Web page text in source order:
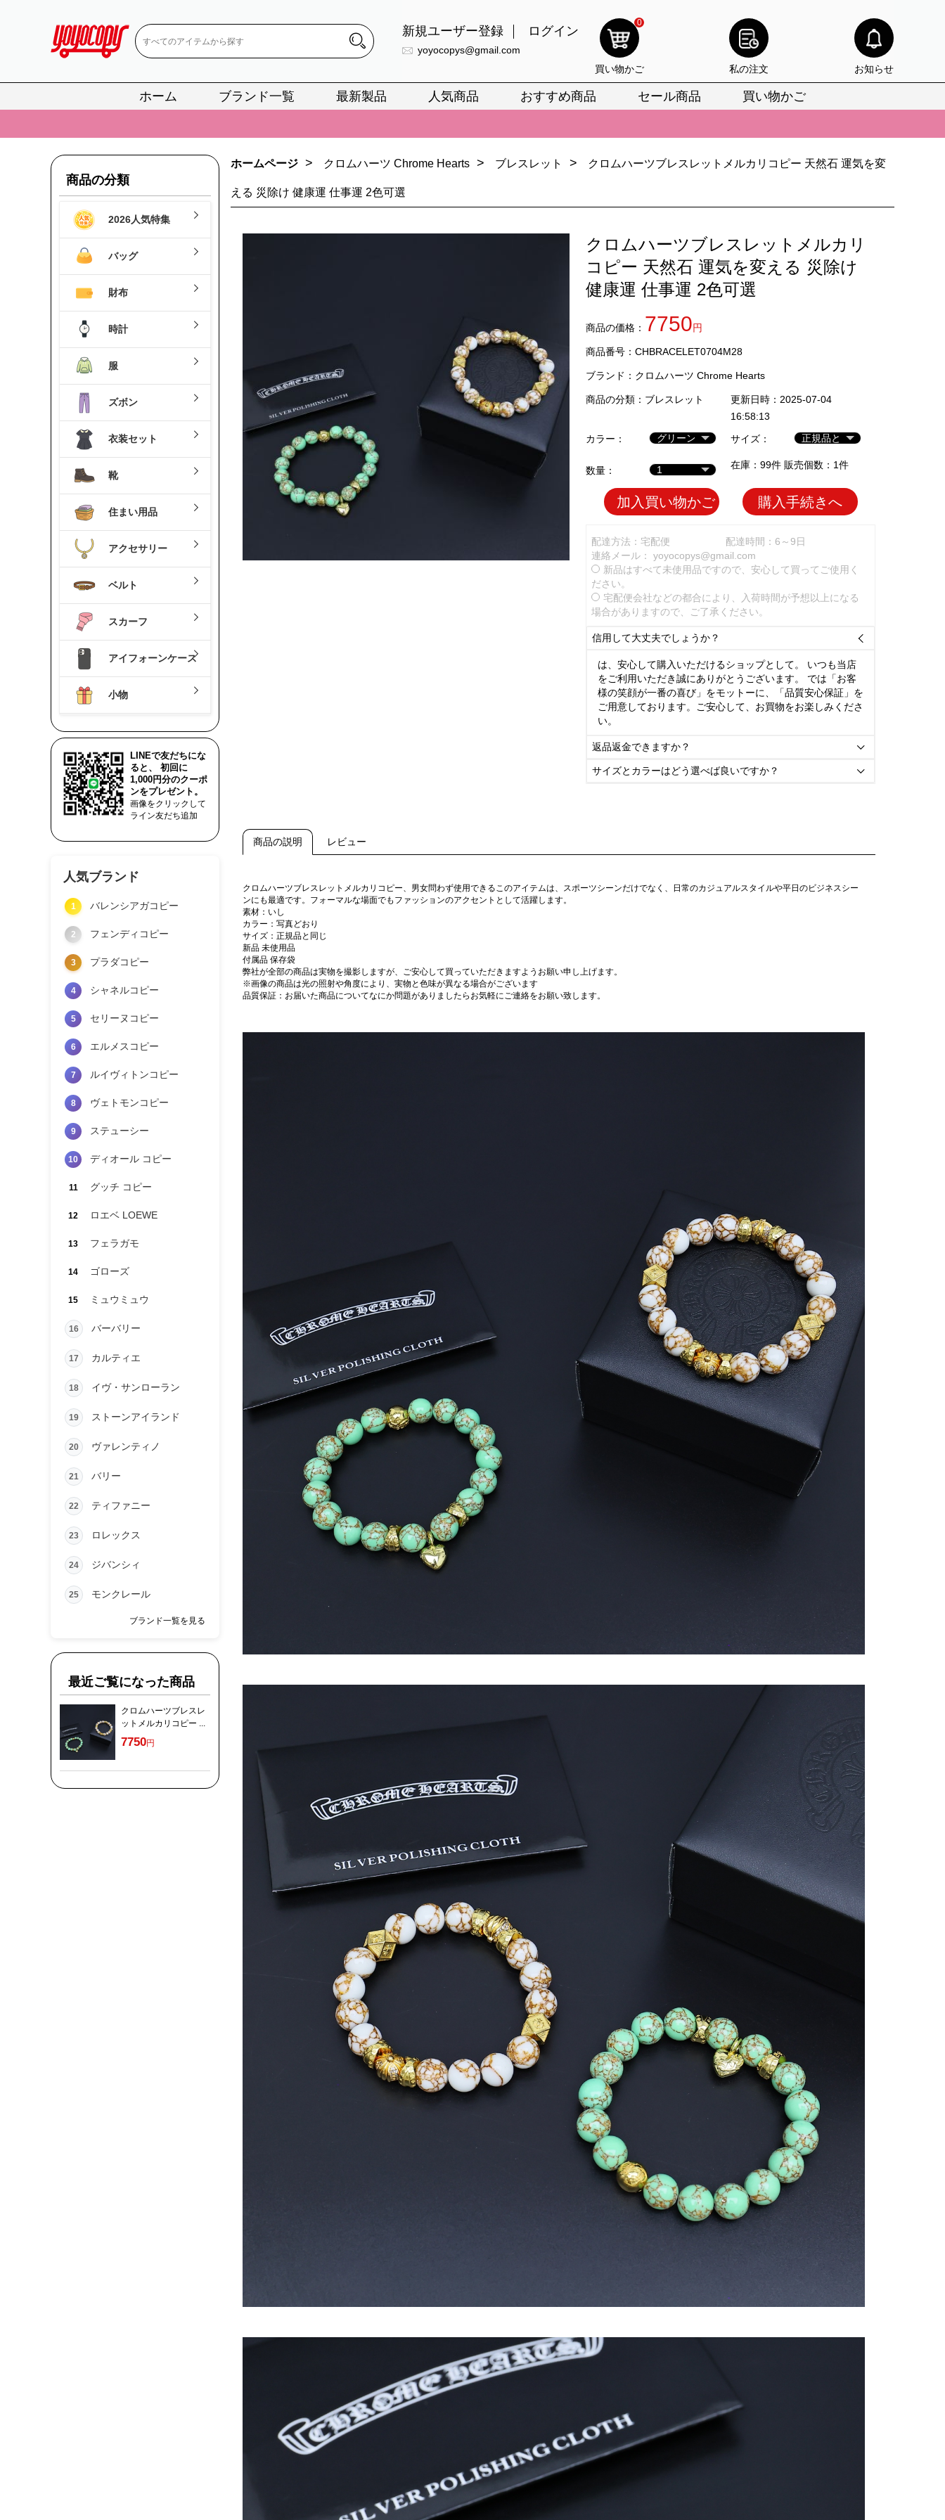
新規ユーザー登録 ログイン
yoyocopys@gmail.com
0
買い物かご 私の注文 お知らせ
ホーム ブランド一覧 最新製品 人気商品 おすすめ商品 セール商品 買い物かご
📢 当店は正真正銘のn級スーパーコピーのみ取扱い。最高品質の再現度を安心してお選びいただけます。
📢 新作入荷！ルイ・ヴィトンスーパーコピー バッグ最新モデルが登場。上質な仕上がりをお見逃しなく。
📢 当店は正真正銘のn級スーパーコピーのみ取扱い。最高品質の再現度を安心してお選びいただけます。
新作入荷！ルイ・ヴィトンスーパーコピー バッグ最新モデルが登場。上質な仕上がりをお見逃しなく。
商品の分類
2026人気特集
バッグ
財布
時計
服
ズボン
衣装セット
靴
住まい用品
アクセサリー
ベルト
スカーフ
アイフォーンケース
小物
LINEで友だちにな
ると、 初回に
1,000円分のクーポ
ンをプレゼント。
画像をクリックして
ライン友だち追加
人気ブランド
1 バレンシアガコピー
2 フェンディコピー
3 プラダコピー
4 シャネルコピー
5 セリーヌコピー
6 エルメスコピー
7 ルイヴィトンコピー
8 ヴェトモンコピー
9 ステューシー
10 ディオール コピー
11 グッチ コピー
12 ロエベ LOEWE
13 フェラガモ
14 ゴローズ
15 ミュウミュウ
16 バーバリー
17 カルティエ
18 イヴ・サンローラン
19 ストーンアイランド
20 ヴァレンティノ
21 バリー
22 ティファニー
23 ロレックス
24 ジバンシィ
25 モンクレール
ブランド一覧を見る
最近ご覧になった商品
クロムハーツブレスレ
ットメルカリコピー ...
7750円
ホームページ > クロムハーツ Chrome Hearts > ブレスレット > クロムハーツブレスレットメルカリコピー 天然石 運気を変
える 災除け 健康運 仕事運 2色可選
クロムハーツブレスレットメルカリ
コピー 天然石 運気を変える 災除け
健康運 仕事運 2色可選
商品の価格： 7750円
商品番号：CHBRACELET0704M28
ブランド： クロムハーツ Chrome Hearts
商品の分類： ブレスレット
更新日時：2025-07-04
16:58:13
カラー：
サイズ：
数量： 在庫：99件 販売個数：1件
加入買い物かご 購入手続きへ
配達方法：宅配便
配達時間：6～9日
連絡メール： yoyocopys@gmail.com
新品はすべて未使用品ですので、安心して買ってご使用く
ださい。
宅配便会社などの都合により、入荷時間が予想以上になる
場合がありますので、ご了承ください。
信用して大丈夫でしょうか？ 
は、安心して購入いただけるショップとして。 いつも当店
をご利用いただき誠にありがとうございます。 では「お客
様の笑顔が一番の喜び」をモットーに、「品質安心保証」を
ご用意しております。ご安心して、お買物をお楽しみくださ
い。
返品返金できますか？ 
サイズとカラーはどう選べば良いですか？ 
商品の説明 レビュー
クロムハーツブレスレットメルカリコピー、男女問わず使用できるこのアイテムは、スポーツシーンだけでなく、日常のカジュアルスタイルや平日のビジネスシー
ンにも最適です。フォーマルな場面でもファッションのアクセントとして活躍します。
素材：いし
カラー：写真どおり
サイズ：正規品と同じ
新品 未使用品
付属品 保存袋
弊社が全部の商品は実物を撮影しますが、ご安心して買っていただきますようお願い申し上げます。
※画像の商品は光の照射や角度により、実物と色味が異なる場合がございます
品質保証：お届いた商品についてなにか問題がありましたらお気軽にご連絡をお願い致します。